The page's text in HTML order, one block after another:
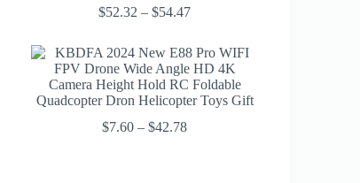
$52.32 –$54.47価
帯:
$52.32
–
$54.47
$7.60 –$42.78価